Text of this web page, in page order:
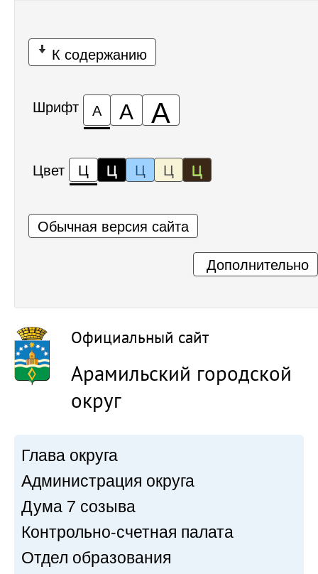
К содержанию
Шрифт А А А
Цвет Ц Ц Ц Ц Ц
Обычная версия сайта
Дополнительно
Официальный сайт
Арамильский городской
округ
Глава округа
Администрация округа
Дума 7 созыва
Контрольно-счетная палата
Отдел образования